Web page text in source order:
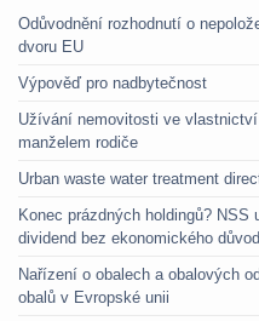
Odůvodnění rozhodnutí o
dvoru EU
Výpověď pro nadbytečnost
Užívání nemovitosti ve
manželem rodiče
Urban waste water treatment
Konec prázdných holdingů?
dividend bez ekonomického
Nařízení o obalech a obalových
obalů v Evropské unii